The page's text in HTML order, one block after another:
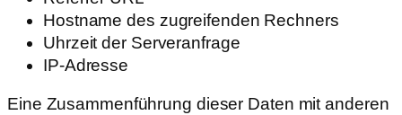
Hostname des zugreifenden Rechners
Uhrzeit der Serveranfrage
IP-Adresse
Eine Zusammenführung dieser Daten mit anderen